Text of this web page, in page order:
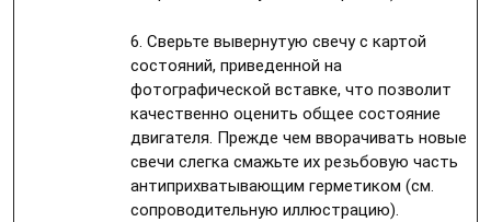
6. Сверьте вывернутую свечу с картой
состояний, приведенной на
фотографической вставке, что позволит
качественно оценить общее состояние
двигателя. Прежде чем вворачивать новые
свечи слегка смажьте их резьбовую часть
антиприхватывающим герметиком (см.
сопроводительную иллюстрацию).